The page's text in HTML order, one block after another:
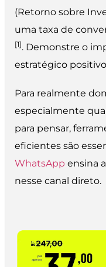
(Retorno sobre
uma taxa de
[1]. Demonstre o
estratégico
Para realmente
especialmente
para pensar,
eficientes são
WhatsApp ensina
nesse canal direto.